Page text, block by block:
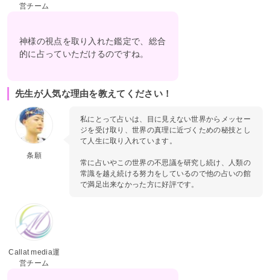
営チーム
神様の視点を取り入れた鑑定で、総合
的に占っていただけるのですね。
先生が人気な理由を教えてください！
条願
私にとって占いは、目に見えない世界からメッセー
ジを受け取り、世界の真理に近づくための秘技とし
て人生に取り入れています。
常に占いやこの世界の不思議を研究し続け、人類の
常識を越え続ける努力をしているので他の占いの館
で満足出来なかった方に好評です。
Callat media運
営チーム